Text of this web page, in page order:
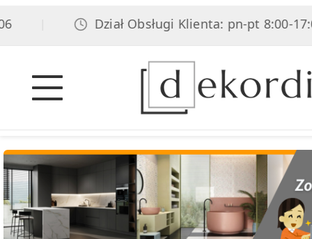
Dział Obsługi Klienta: pn-pt 8:00-17:00,